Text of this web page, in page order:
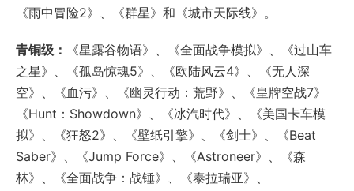
《雨中冒险2》、《群星》和《城市天际线》。
青铜级：
《星露谷物语》、《全面战争模拟》、《过山车
之星》、《孤岛惊魂5》、《欧陆风云4》、《无人深
空》、《血污》、《幽灵行动：荒野》、《皇牌空战7》
《Hunt：Showdown》、《冰汽时代》、《美国卡车模
拟》、《狂怒2》、《壁纸引擎》、《剑士》、《Beat
Saber》、《Jump Force》、《Astroneer》、《森
林》、《全面战争：战锤》、《泰拉瑞亚》、